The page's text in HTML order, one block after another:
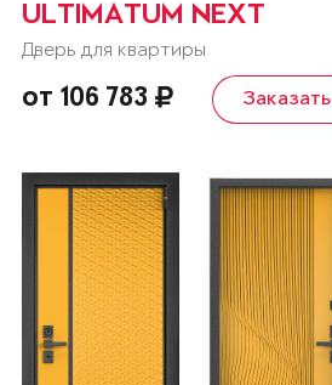
ULTIMATUM NEXT
Дверь для квартиры
от 106 783 Заказать